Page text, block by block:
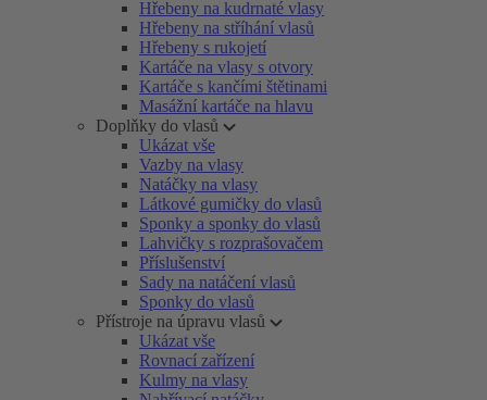
Hřebeny na kudrnaté vlasy
Hřebeny na stříhání vlasů
Hřebeny s rukojetí
Kartáče na vlasy s otvory
Kartáče s kančími štětinami
Masážní kartáče na hlavu
Doplňky do vlasů
Ukázat vše
Vazby na vlasy
Natáčky na vlasy
Látkové gumičky do vlasů
Sponky a sponky do vlasů
Lahvičky s rozprašovačem
Příslušenství
Sady na natáčení vlasů
Sponky do vlasů
Přístroje na úpravu vlasů
Ukázat vše
Rovnací zařízení
Kulmy na vlasy